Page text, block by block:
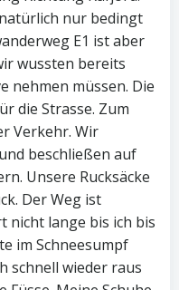
nur bedingt
E1 ist aber
wussten bereits
nehmen müssen. Die
die Strasse. Zum
Verkehr. Wir
beschließen auf
Unsere Rucksäcke
Der Weg ist
nicht lange bis ich bis
im Schneesumpf
schnell wieder raus